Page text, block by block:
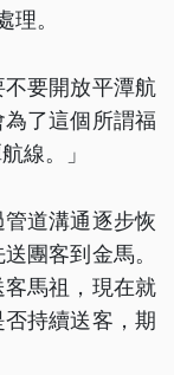
。
要開放平潭航
了這個所謂福
線。」
道溝通逐步恢
團客到金馬。
馬祖，現在就
持續送客，期